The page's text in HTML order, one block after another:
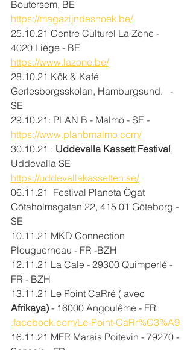
Boutersem, BE
https://magazijndesnoek.be/
25.10.21 Centre Culturel La Zone -
4020 Liège - BE
https://www.lazone.be/
28.10.21 Kök & Kafé
Gerlesborgsskolan, Hamburgsund.   -
SE
29.10.21: PLAN B - Malmö - SE -
https://www.planbmalmo.com/
30.10.21 : Uddevalla Kassett Festival,
Uddevalla SE
https://uddevallakassetten.se/
06.11.21  Festival Planeta Ögat
Götaholmsgatan 22, 415 01 Göteborg -
SE
10.11.21 MKD Connection
Plouguerneau - FR -BZH
12.11.21 La Cale - 29300 Quimperlé -
FR - BZH
13.11.21 Le Point CaRré ( avec
Afrikaya) - 16000 Angoulême - FR
.facebook.com/Le-Point-CaRr%C3%A9
16.11.21 MFR Marais Poitevin - 79270 -